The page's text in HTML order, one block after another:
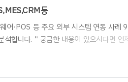
경과 회계제도 ,세법,산업 구조에 맞게
등
·POS 등 주요 외부 시스템 연동 사례
합니다. " 궁금한 내용이 있으시다면 언
및 구축은 아이리스인포테크입니다. "
.* 전화 문의 - 02)2025-1004* 홈페이지
하세요. SAP B1 공식파트너 아이리